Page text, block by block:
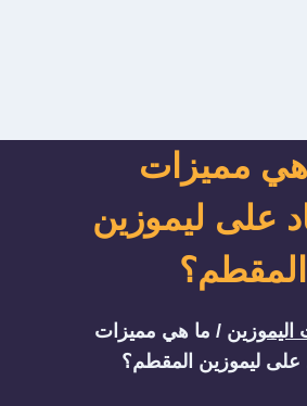
مميزات
على ليموزين
المقطم؟
/ ما هي مميزات
على ليموزين المقطم؟